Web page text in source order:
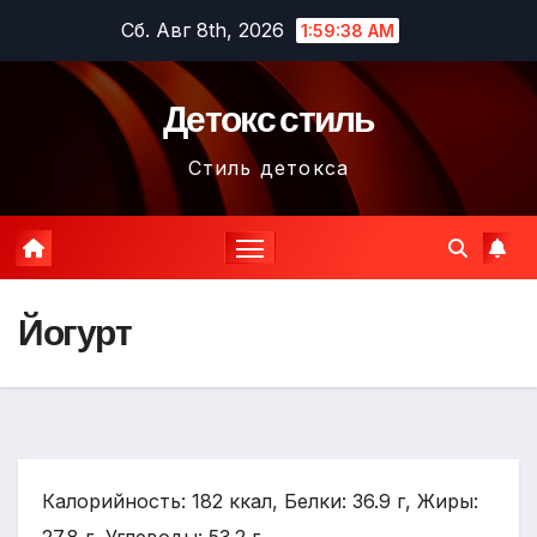
содержимому
Сб. Авг 8th, 2026 1:59:39 AM
Детокс стиль
Стиль детокса
Йогурт
Калорийность: 182 ккал, Белки: 36.9 г, Жиры: